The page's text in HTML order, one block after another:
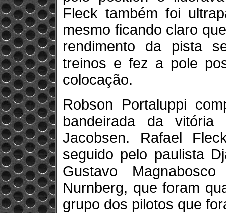
Fleck também foi
mesmo ficando claro
rendimento da pista
treinos e fez a pole
colocação.
Robson Portaluppi
bandeirada da
Jacobsen. Rafael
seguido pelo paulista
Gustavo
Nurnberg, que foram
grupo dos pilotos que